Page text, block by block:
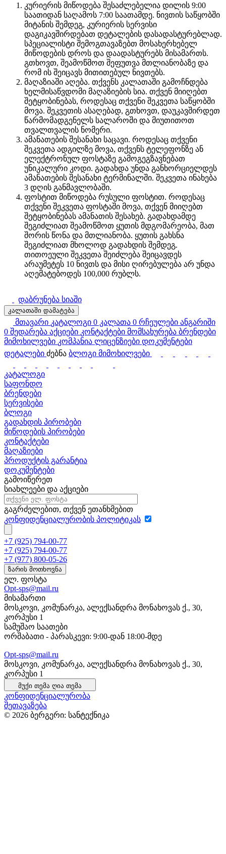
კურიერის მიწოდება შესაძლებელია დილის 9:00
საათიდან საღამოს 7:00 საათამდე. ნივთის საწყობში
მიტანის შემდეგ, კურიერის სერვისი
დაგიკავშირდებათ დეტალების დასადასტურებლად.
სპეციალისტი შემოგთავაზებთ მოსახერხებელ
მიწოდების დროს და დაადასტურებს მისამართს.
გთხოვთ, შეამოწმოთ შეფუთვა მთლიანობაზე და
რომ ის შეიცავს მითითებულ ნივთებს.
მაღაზიაში აღება. თქვენს კალათაში გამოჩნდება
ხელმისაწვდომი მაღაზიების სია. თქვენ მიიღებთ
შეტყობინებას, როდესაც თქვენი შეკვეთა საწყობში
მოვა. შეკვეთის ასაღებად, გთხოვთ, დაუკავშირდეთ
წარმომადგენელს სალაროში და მიუთითოთ
თვალთვალის ნომერი.
ამანათების შესანახი საცავი. როდესაც თქვენი
შეკვეთა ადგილზე მოვა, თქვენს ტელეფონზე ან
ელექტრონულ ფოსტაზე გამოგეგზავნებათ
უნიკალური კოდი. გადახდა უნდა განხორციელდეს
ამანათების შესანახი ტერმინალში. შეკვეთა ინახება
3 დღის განმავლობაში.
ფოსტით მიწოდება რუსული ფოსტით. როდესაც
თქვენი შეკვეთა ფოსტაში მოვა, თქვენ მიიღებთ
შეტყობინებას ამანათის შესახებ. გადახდამდე
შეგიძლიათ შეამოწმოთ ყუთის მდგომარეობა, მათ
შორის წონა და მთლიანობა. ყუთის გახსნა
შეგიძლიათ მხოლოდ გადახდის შემდეგ.
თითოეული შეკვეთა შეიძლება შეიცავდეს
არაუმეტეს 10 ნივთს და მისი ღირებულება არ უნდა
აღემატებოდეს 100,000 რუბლს.
დაბრუნება სიაში
კალათაში დამატება
მთავარი კატალოგი 0 კალათა 0 რჩეულები ანგარიში
0 შედარება აქციები კონტაქტები მომსახურება ბრენდები
მიმოხილვები კომპანია ლიცენზიები დოკუმენტები
დეტალები ძებნა ბლოგი მიმოხილვები
კატალოგი
საფონდო
ბრენდები
სერვისები
ბლოგი
გადახდის პირობები
მიწოდების პირობები
კონტაქტები
მაღაზიები
პროდუქტის გარანტია
დოკუმენტები
გამოიწერეთ
სიახლეები და აქციები
გაგრძელებით, თქვენ ეთანხმებით
კონფიდენციალურობის პოლიტიკას
+7 (925) 794-00-77
+7 (925) 794-00-77
+7 (977) 800-05-26
ზარის მოთხოვნა
ელ. ფოსტა
Opt-sps@mail.ru
მისამართი
მოსკოვი, კომუნარკა, ალექსანდრა მონახოვას ქ., 30,
კორპუსი 1
სამუშაო საათები
ორშაბათი - პარასკევი: 9:00-დან 18:00-მდე
Opt-sps@mail.ru
მოსკოვი, კომუნარკა, ალექსანდრა მონახოვას ქ., 30,
კორპუსი 1
მუქი თემა ღია თემა
კონფიდენციალურობა
შეთავაზება
© 2026 ბერგერი: სანტექნიკა